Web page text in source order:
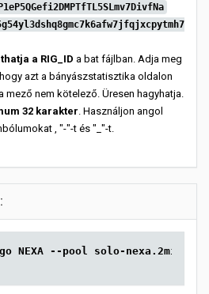
a RIG_ID a bat fájlban. Adja meg
azt a bányászstatisztika oldalon
mező nem kötelező. Üresen hagyhatja.
32 karakter. Használjon angol
, "-"-t és "_"-t.
--pool solo-